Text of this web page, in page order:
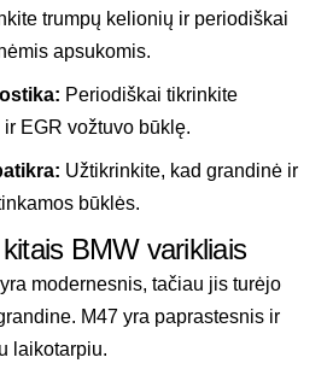
trumpų kelionių ir periodiškai
apsukomis.
Periodiškai tikrinkite
EGR vožtuvo būklę.
Užtikrinkite, kad grandinė ir
būklės.
BMW varikliais
modernesnis, tačiau jis turėjo
M47 yra paprastesnis ir
laikotarpiu.